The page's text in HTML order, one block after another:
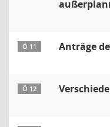
Ö 11 Anträge
Ö 12